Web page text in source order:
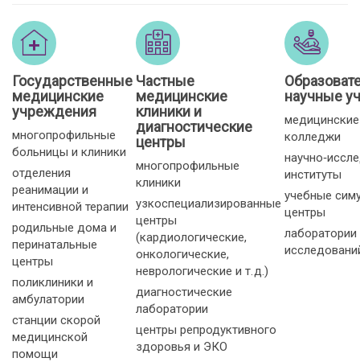
Государственные
медицинские
учреждения
многопрофильные
больницы и клиники
отделения
реанимации и
интенсивной терапии
родильные дома и
перинатальные
центры
поликлиники и
амбулатории
станции скорой
медицинской
помощи
Частные
медицинские
клиники и
диагностические
центры
многопрофильные
клиники
узкоспециализированные
центры
(кардиологические,
онкологические,
неврологические и т. д.)
диагностические
лаборатории
центры репродуктивного
здоровья и ЭКО
научные
колледжи
институты
учебные
центры
лаборатории